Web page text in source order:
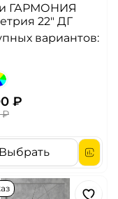
ГАРМОНИЯ
22" ДГ
вариантов:
₽
₽
Выбрать